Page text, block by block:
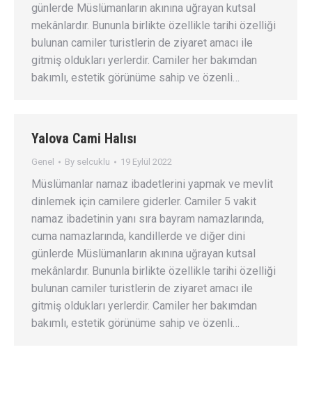
günlerde Müslümanların akınına uğrayan kutsal
mekânlardır. Bununla birlikte özellikle tarihi özelliği
bulunan camiler turistlerin de ziyaret amacı ile
gitmiş oldukları yerlerdir. Camiler her bakımdan
bakımlı, estetik görünüme sahip ve özenli…
Yalova Cami Halısı
Genel By selcuklu 19 Eylül 2022
Müslümanlar namaz ibadetlerini yapmak ve mevlit
dinlemek için camilere giderler. Camiler 5 vakit
namaz ibadetinin yanı sıra bayram namazlarında,
cuma namazlarında, kandillerde ve diğer dini
günlerde Müslümanların akınına uğrayan kutsal
mekânlardır. Bununla birlikte özellikle tarihi özelliği
bulunan camiler turistlerin de ziyaret amacı ile
gitmiş oldukları yerlerdir. Camiler her bakımdan
bakımlı, estetik görünüme sahip ve özenli…